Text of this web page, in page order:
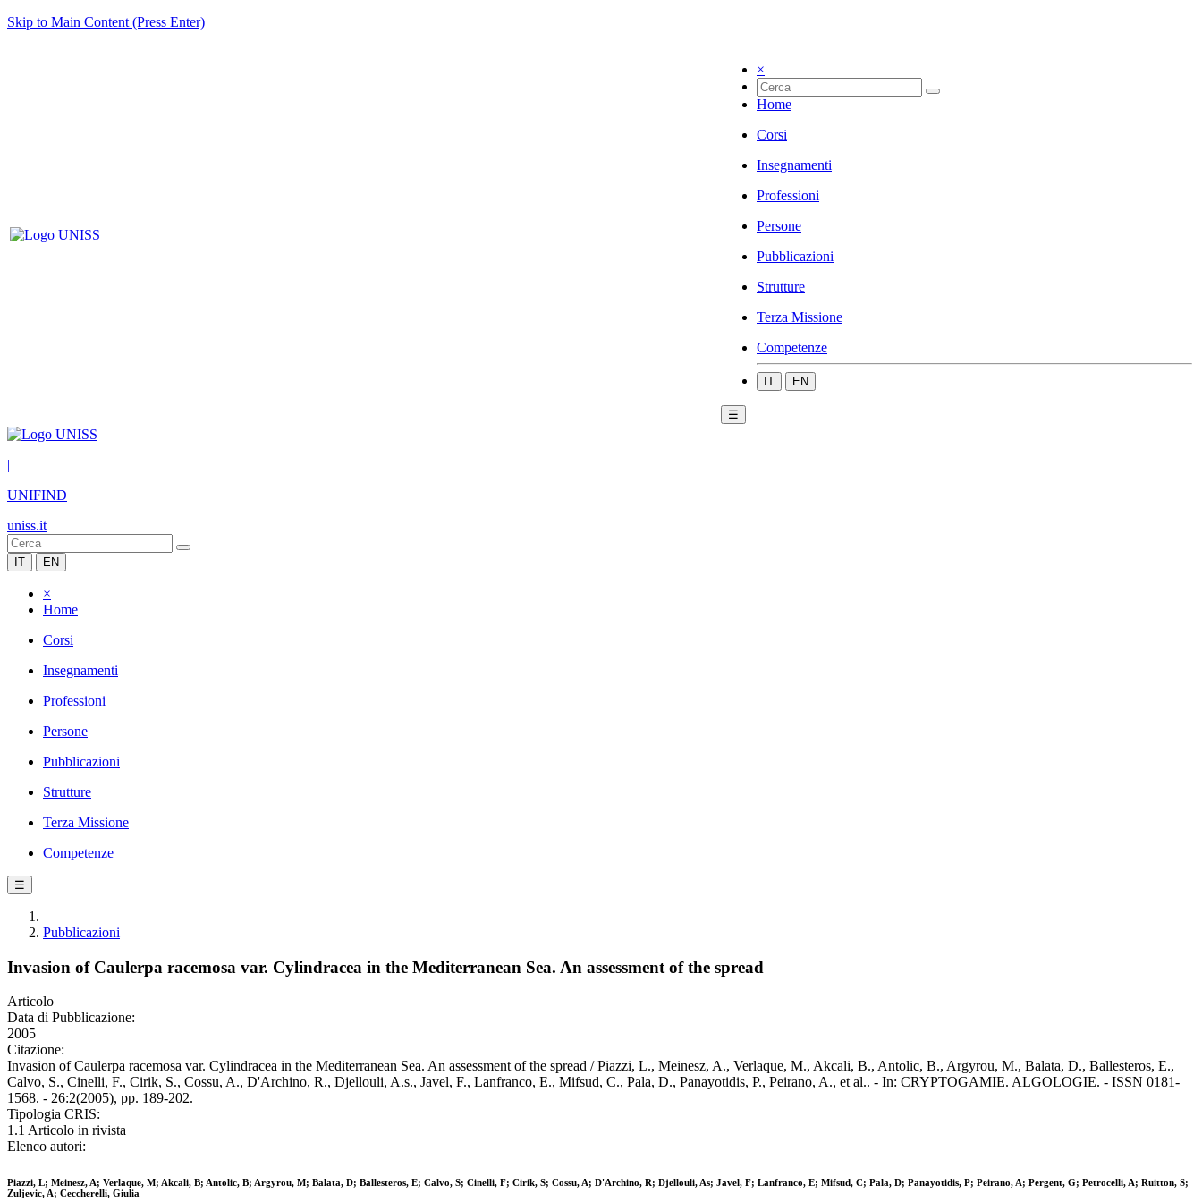
Skip to Main Content (Press Enter)
×
Home
Corsi
Insegnamenti
Professioni
Persone
Pubblicazioni
Strutture
Terza Missione
Competenze
IT EN
☰
|
UNIFIND
uniss.it
IT EN
×
Home
Corsi
Insegnamenti
Professioni
Persone
Pubblicazioni
Strutture
Terza Missione
Competenze
☰
Pubblicazioni
Invasion of Caulerpa racemosa var. Cylindracea in the Mediterranean Sea. An assessment of the spread
Articolo
Data di Pubblicazione:
2005
Citazione:
Invasion of Caulerpa racemosa var. Cylindracea in the Mediterranean Sea. An assessment of the spread / Piazzi, L., Meinesz, A., Verlaque, M., Akcali, B., Antolic, B., Argyrou, M., Balata, D., Ballesteros, E.,
Calvo, S., Cinelli, F., Cirik, S., Cossu, A., D'Archino, R., Djellouli, A.s., Javel, F., Lanfranco, E., Mifsud, C., Pala, D., Panayotidis, P., Peirano, A., et al.. - In: CRYPTOGAMIE. ALGOLOGIE. - ISSN 0181-
1568. - 26:2(2005), pp. 189-202.
Tipologia CRIS:
1.1 Articolo in rivista
Elenco autori:
Piazzi, L; Meinesz, A; Verlaque, M; Akcali, B; Antolic, B; Argyrou, M; Balata, D; Ballesteros, E; Calvo, S; Cinelli, F; Cirik, S; Cossu, A; D'Archino, R; Djellouli, As; Javel, F; Lanfranco, E; Mifsud, C; Pala, D; Panayotidis, P; Peirano, A; Pergent, G; Petrocelli, A; Ruitton, S;
Zuljevic, A; Ceccherelli, Giulia